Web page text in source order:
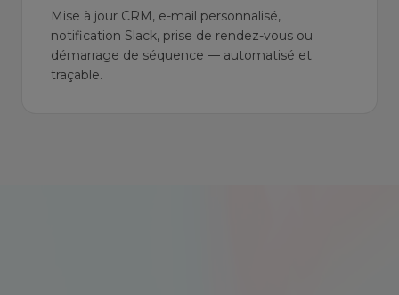
Mise à jour CRM, e-mail personnalisé,
notification Slack, prise de rendez-vous ou
démarrage de séquence — automatisé et
traçable.